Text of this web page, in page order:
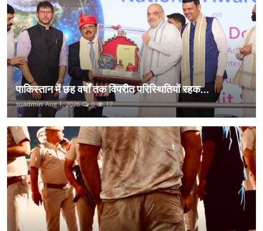
पाकिस्तान में छह वर्षों तक विपरीत परिस्थितियों रहक...
suadmin Aug 1, 2026 0 17